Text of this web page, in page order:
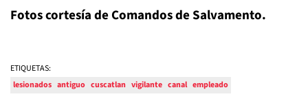
Fotos cortesía de Comandos de Salvamento.
ETIQUETAS:
lesionados antiguo cuscatlan vigilante canal empleado